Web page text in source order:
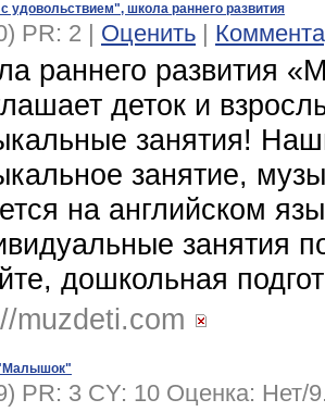
удовольствием", школа раннего развития
PR: 2 | Оценить |
раннего развития
деток и
занятия!
занятие,
на английском
занятия
дошкольная
muzdeti.com
PR: 3 CY: 10 Оценка: Нет/